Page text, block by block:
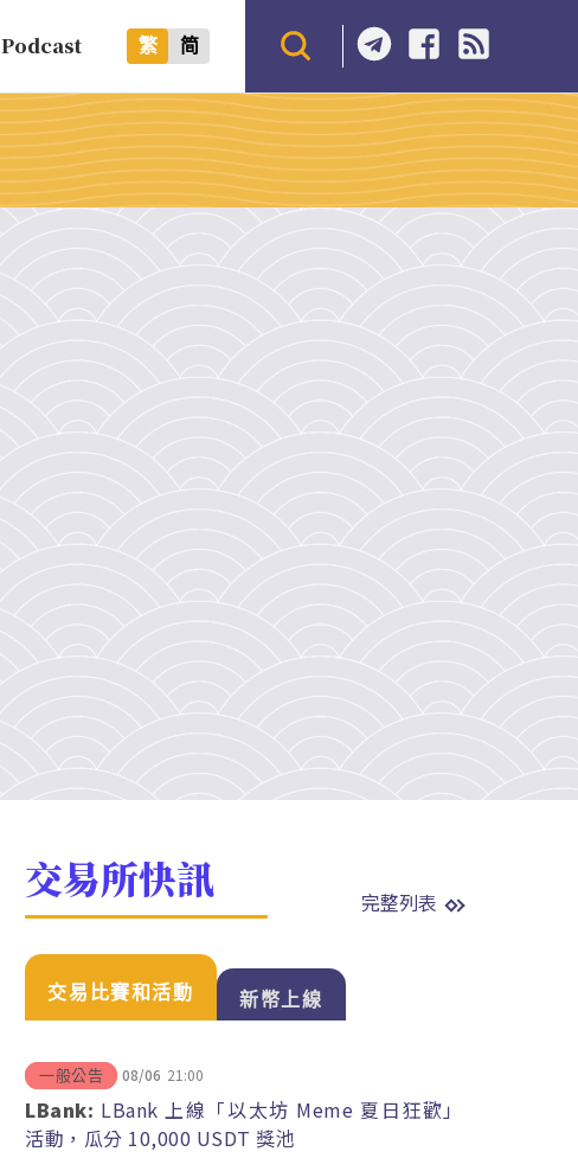
Podcast 繁 简
交易所快訊 完整列表
交易比賽和活動 新幣上線
一般公告 08/06 21:00
LBank: LBank 上線「以太坊 Meme 夏日狂歡」
活動，瓜分 10,000 USDT 獎池